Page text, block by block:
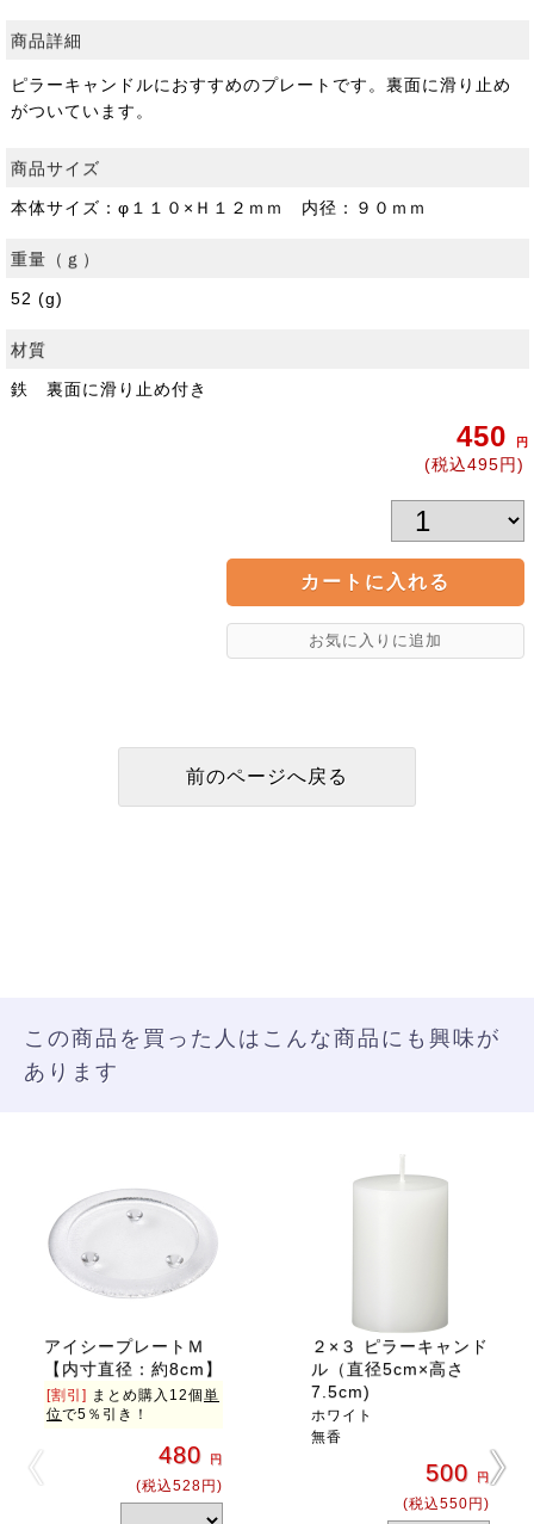
商品詳細
ピラーキャンドルにおすすめのプレートです。裏面に滑り止め
がついています。
商品サイズ
本体サイズ：φ１１０×Ｈ１２ｍｍ 内径：９０ｍｍ
重量（ｇ）
52 (g)
材質
鉄 裏面に滑り止め付き
450 円
(税込495円)
この商品を買った人はこんな商品にも興味が
あります
アイシープレートＭ
【内寸直径：約8cm】
[割引] まとめ購入12個単
位で5％引き！
480 円
(税込528円)
２×３ ピラーキャンド
ル（直径5cm×高さ
7.5cm)
ホワイト
無香
500 円
(税込550円)